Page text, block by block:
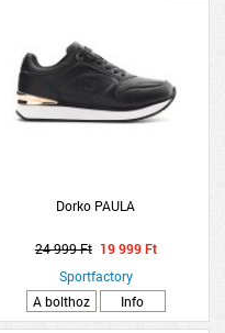
Dorko PAULA
24 999 Ft 19 999 Ft
Sportfactory
A bolthoz
Info